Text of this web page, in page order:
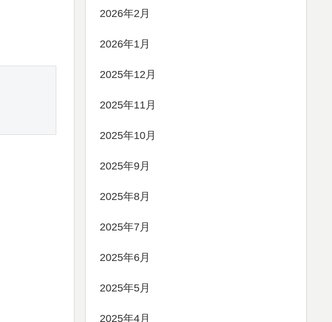
2026年2月
2026年1月
2025年12月
2025年11月
2025年10月
2025年9月
2025年8月
2025年7月
2025年6月
2025年5月
2025年4月